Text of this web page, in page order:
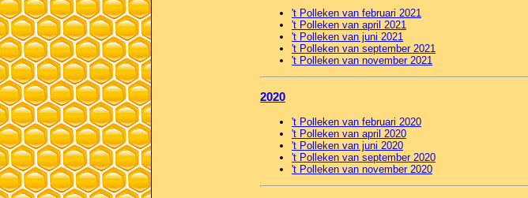
't Polleken van februari 2021
't Polleken van april 2021
't Polleken van juni 2021
't Polleken van september 2021
't Polleken van november 2021
2020
't Polleken van februari 2020
't Polleken van april 2020
't Polleken van juni 2020
't Polleken van september 2020
't Polleken van november 2020